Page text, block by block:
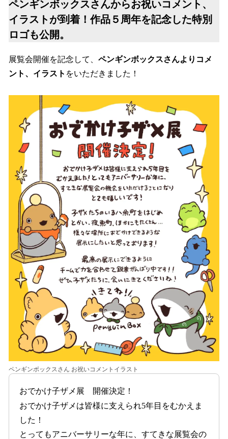
ペンギンボックスさんからお祝いコメント、
イラストが到着！作品５周年を記念した特別
ロゴも公開。
展覧会開催を記念して、 ペンギンボックスさんよりコメ
ント、イラスト をいただきました！
ペンギンボックスさん お祝いコメントイラスト
おでかけ子ザメ展 開催決定！
おでかけ子ザメは皆様に支えられ5年目をむかえま
した！
とってもアニバーサリーな年に、すてきな展覧会の